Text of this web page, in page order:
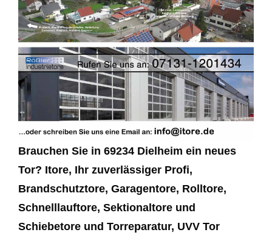
Brauchen Sie in 69234 Dielheim ein neues
Tor? Itore, Ihr zuverlässiger Profi,
Brandschutztore, Garagentore, Rolltore,
Schnelllauftore, Sektionaltore und
Schiebetore und Torreparatur, UVV Tor